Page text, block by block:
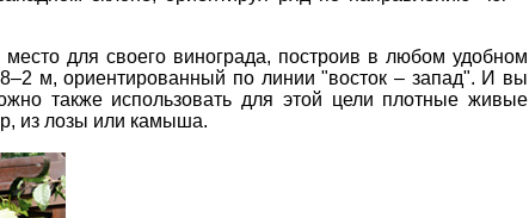
для своего винограда, построив в любом удобном
м, ориентированный по линии "восток – запад". И вы
также использовать для этой цели плотные живые
из лозы или камыша.